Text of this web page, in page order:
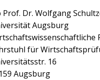
Prof. Dr. Wolfgang
Augsburg
für
16
Augsburg